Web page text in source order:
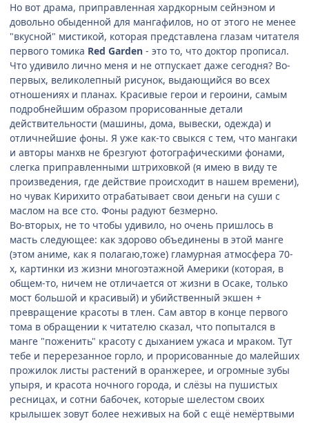
Но вот драма, приправленная хардкорным сейнэном и
довольно обыденной для мангафилов, но от этого не менее
"вкусной" мистикой, которая представлена глазам читателя
первого томика Red Garden - это то, что доктор прописал.
Что удивило лично меня и не отпускает даже сегодня? Во-
первых, великолепный рисунок, выдающийся во всех
отношениях и планах. Красивые герои и героини, самым
подробнейшим образом прорисованные детали
действительности (машины, дома, вывески, одежда) и
отличнейшие фоны. Я уже как-то свыкся с тем, что мангаки
и авторы манхв не брезгуют фотографическими фонами,
слегка приправленными штриховкой (я имею в виду те
произведения, где действие происходит в нашем времени),
но чувак Кирихито отрабатывает свои деньги на суши с
маслом на все сто. Фоны радуют безмерно.
Во-вторых, не то чтобы удивило, но очень пришлось в
масть следующее: как здорово объединены в этой манге
(этом аниме, как я полагаю,тоже) гламурная атмосфера 70-
х, картинки из жизни многоэтажной Америки (которая, в
общем-то, ничем не отличается от жизни в Осаке, только
мост большой и красивый) и убийственный экшен +
превращение красоты в тлен. Сам автор в конце первого
тома в обращении к читателю сказал, что попытался в
манге "поженить" красоту с дыханием ужаса и мраком. Тут
тебе и перерезанное горло, и прорисованные до малейших
прожилок листы растений в оранжерее, и огромные зубы
упыря, и красота ночного города, и слёзы на пушистых
ресницах, и сотни бабочек, которые шелестом своих
крылышек зовут более неживых на бой с ещё немёртвыми